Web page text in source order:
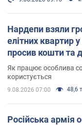
Нардепи взяли
елітних квартир
просив кошти та
Як працює особлива
користується
9.08.2026 07:00 48,6
Російська армія